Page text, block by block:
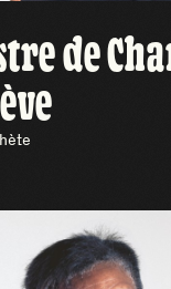
de